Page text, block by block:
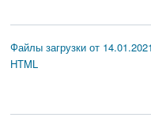
Файлы загрузки от
HTML